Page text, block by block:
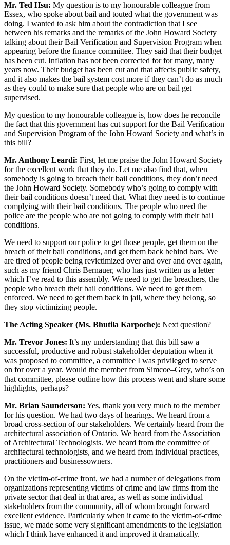
Mr. Ted Hsu: My question is to my honourable colleague from
Essex, who spoke about bail and touted what the government was
doing. I wanted to ask him about the contradiction that I see
between his remarks and the remarks of the John Howard Society
talking about their Bail Verification and Supervision Program when
appearing before the finance committee. They said that their budget
has been cut. Inflation has not been corrected for for many, many
years now. Their budget has been cut and that affects public safety,
and it also makes the bail system cost more if they can’t do as much
as they could to make sure that people who are on bail get
supervised.
My question to my honourable colleague is, how does he reconcile
the fact that this government has cut support for the Bail Verification
and Supervision Program of the John Howard Society and what’s in
this bill?
Mr. Anthony Leardi: First, let me praise the John Howard Society
for the excellent work that they do. Let me also find that, when
somebody is going to breach their bail conditions, they don’t need
the John Howard Society. Somebody who’s going to comply with
their bail conditions doesn’t need that. What they need is to continue
complying with their bail conditions. The people who need the
police are the people who are not going to comply with their bail
conditions.
We need to support our police to get those people, get them on the
breach of their bail conditions, and get them back behind bars. We
are tired of people being revictimized over and over and over again,
such as my friend Chris Bernauer, who has just written us a letter
which I’ve read to this assembly. We need to get the breachers, the
people who breach their bail conditions. We need to get them
enforced. We need to get them back in jail, where they belong, so
they stop victimizing people.
The Acting Speaker (Ms. Bhutila Karpoche): Next question?
Mr. Trevor Jones: It’s my understanding that this bill saw a
successful, productive and robust stakeholder deputation when it
was proposed to committee, a committee I was privileged to serve
on for over a year. Would the member from Simcoe–Grey, who’s on
that committee, please outline how this process went and share some
highlights, perhaps?
Mr. Brian Saunderson: Yes, thank you very much to the member
for his question. We had two days of hearings. We heard from a
broad cross-section of our stakeholders. We certainly heard from the
architectural association of Ontario. We heard from the Association
of Architectural Technologists. We heard from the committee of
architectural technologists, and we heard from individual practices,
practitioners and businessowners.
On the victim-of-crime front, we had a number of delegations from
organizations representing victims of crime and law firms from the
private sector that deal in that area, as well as some individual
stakeholders from the community, all of whom brought forward
excellent evidence. Particularly when it came to the victim-of-crime
issue, we made some very significant amendments to the legislation
which I think have enhanced it and improved it dramatically.